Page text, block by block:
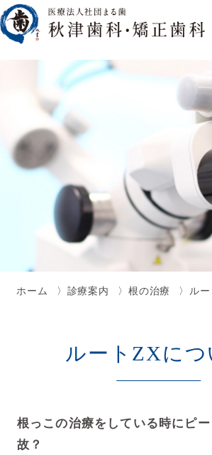
ホーム 診療案内 根の治療 ル
ルートZXにつ
根っこの治療をしている時にピ
故？